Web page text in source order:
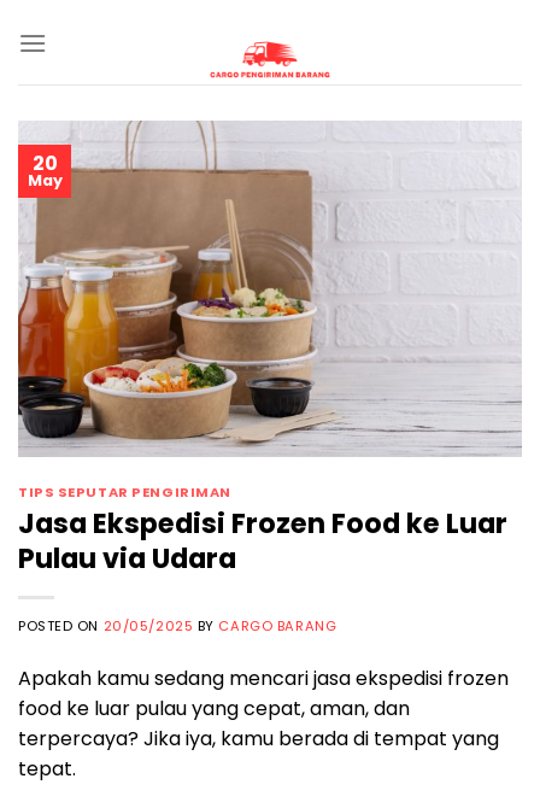
20
May
TIPS SEPUTAR PENGIRIMAN
Jasa Ekspedisi Frozen Food ke Luar
Pulau via Udara
POSTED ON 20/05/2025 BY CARGO BARANG
Apakah kamu sedang mencari jasa ekspedisi frozen
food ke luar pulau yang cepat, aman, dan
terpercaya? Jika iya, kamu berada di tempat yang
tepat.